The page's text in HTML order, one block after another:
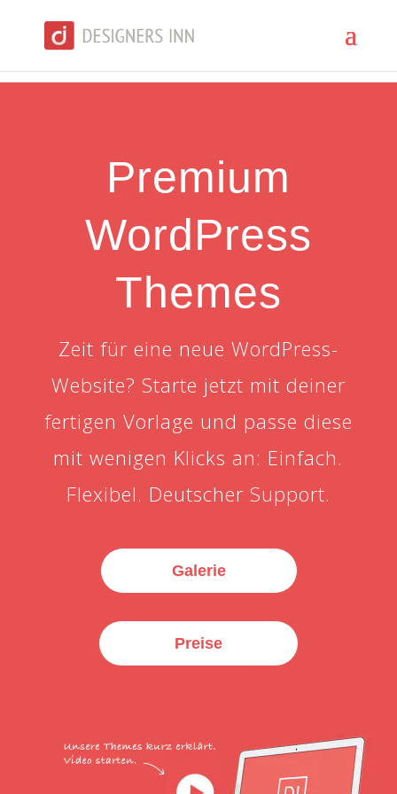
Premium
WordPress
Themes
Zeit für eine neue WordPress-
Website? Starte jetzt mit deiner
fertigen Vorlage und passe diese
mit wenigen Klicks an: Einfach.
Flexibel. Deutscher Support.
Galerie
Preise